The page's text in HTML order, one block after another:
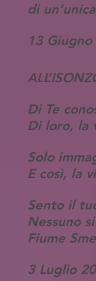
di
13
Di Te
Di loro, la
Solo
E così, la
Sento il
Nessuno
Fiume
3 Luglio